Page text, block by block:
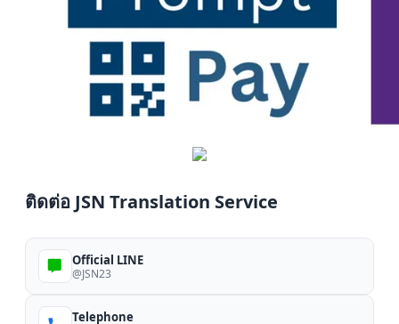
ติดต่อ JSN Translation Service
Official LINE
@JSN23
Telephone